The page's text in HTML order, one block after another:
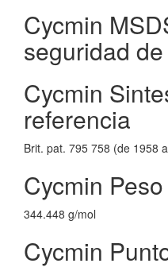
Cycmin
seguridad
Cycmin
referencia
Brit. pat. 795 758 (de 1958
Cycmin
344.448 g/mol
Cycmin